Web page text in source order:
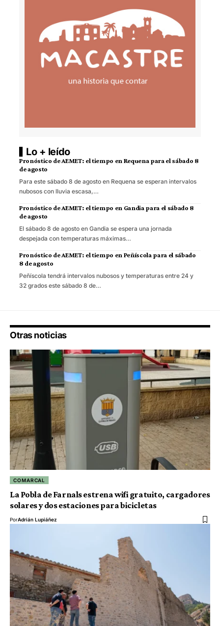
Lo + leído
Pronóstico de AEMET: el tiempo en Requena para el sábado 8
de agosto
Para este sábado 8 de agosto en Requena se esperan intervalos
nubosos con lluvia escasa,…
Pronóstico de AEMET: el tiempo en Gandia para el sábado 8
de agosto
El sábado 8 de agosto en Gandia se espera una jornada
despejada con temperaturas máximas…
Pronóstico de AEMET: el tiempo en Peñíscola para el sábado
8 de agosto
Peñíscola tendrá intervalos nubosos y temperaturas entre 24 y
32 grados este sábado 8 de…
Otras noticias
COMARCAL
La Pobla de Farnals estrena wifi gratuito, cargadores
solares y dos estaciones para bicicletas
PorAdrián Lupiáñez